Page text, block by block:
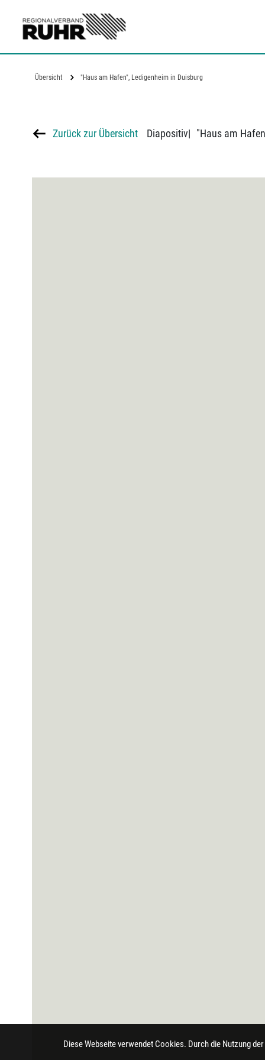
Übersicht "Haus am Hafen", Ledigenheim in Duisburg
Zurück zur Übersicht Diapositiv| "Haus am
Diese Webseite verwendet Cookies. Durch die Nutzung